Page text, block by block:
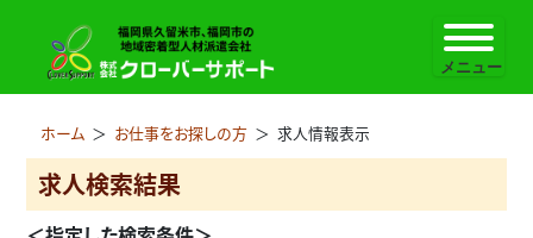
ホーム ＞ お仕事をお探しの方 ＞ 求人情報表示
求人検索結果